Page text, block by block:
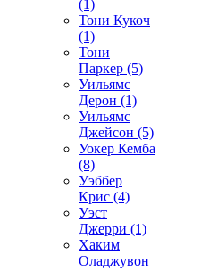
(1)
Тони Кукоч
(1)
Тони
Паркер (5)
Уильямс
Дерон (1)
Уильямс
Джейсон (5)
Уокер Кемба
(8)
Уэббер
Крис (4)
Уэст
Джерри (1)
Хаким
Оладжувон